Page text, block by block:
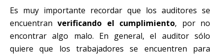
Es muy importante recordar que los auditores se
encuentranverificando el cumplimiento, por no
encontrar algo malo. En general, el auditor sólo
quiere que los trabajadores se encuentren para